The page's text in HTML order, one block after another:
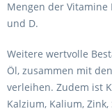
Mengen der Vitamine
und D.
Weitere wertvolle
Öl, zusammen mit
verleihen. Zudem ist
Kalzium, Kalium,